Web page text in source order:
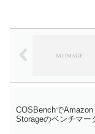
COSBenchで
Storageのベンチマー